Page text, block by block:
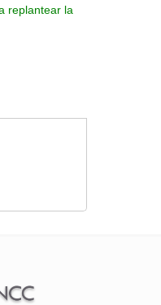
replantear la